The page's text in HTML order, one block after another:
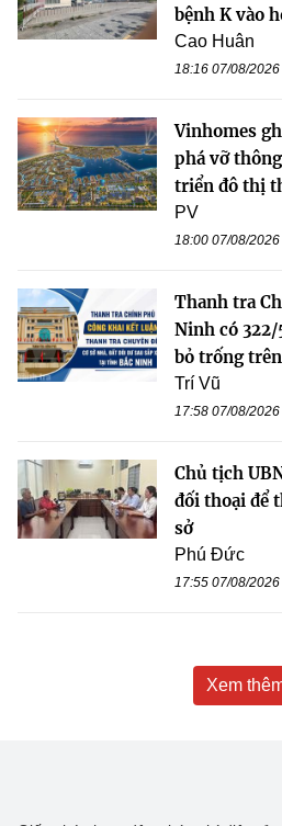
bệnh K vào
Cao Huân
18:16 07/08/2026
Vinhomes
phá vỡ
triển đô thị
PV
18:00 07/08/2026
Thanh tra
Ninh có 322/
bỏ trống
Trí Vũ
17:58 07/08/2026
Chủ tịch
đối thoại để
sở
Phú Đức
17:55 07/08/2026
Xem